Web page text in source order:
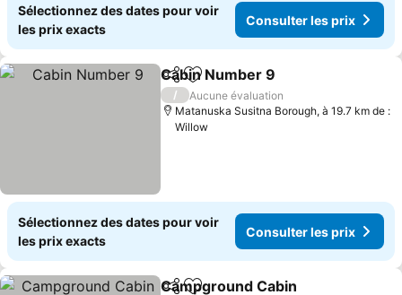
Sélectionnez des dates pour voir
les prix exacts
Consulter les prix
PartagerAjouter à mes favoris
Cabin Number 9
/
Aucune évaluation
Matanuska Susitna Borough, à 19.7 km de :
Willow
Sélectionnez des dates pour voir
les prix exacts
Consulter les prix
Campground Cabin